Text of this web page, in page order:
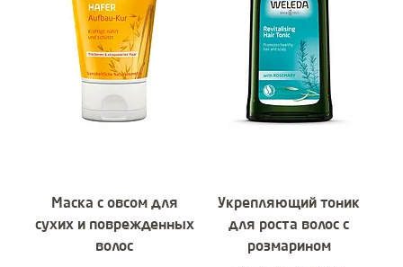
Подробнее:
Маска с овсом для
сухих и поврежденных
волос
Подробнее:
Укрепляющий тоник
для роста волос с
розмарином